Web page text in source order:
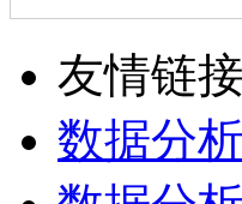
陈传
硕导
学校：
立即咨
友情链接
数据分